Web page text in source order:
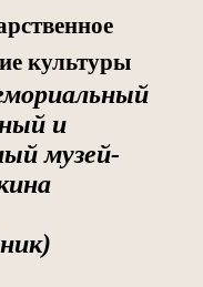
культуры
и
музей-